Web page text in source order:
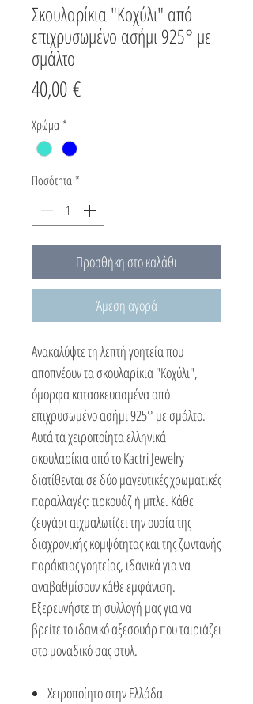
Σκουλαρίκια "Κοχύλι" από
επιχρυσωμένο ασήμι 925° με
σμάλτο
40,00 €Τιμή
Χρώμα *
Ποσότητα *
Προσθήκη στο καλάθι
Άμεση αγορά
Ανακαλύψτε τη λεπτή γοητεία που
αποπνέουν τα σκουλαρίκια "Κοχύλι",
όμορφα κατασκευασμένα από
επιχρυσωμένο ασήμι 925° με σμάλτο.
Αυτά τα χειροποίητα ελληνικά
σκουλαρίκια από το Kactri Jewelry
διατίθενται σε δύο μαγευτικές χρωματικές
παραλλαγές: τιρκουάζ ή μπλε. Κάθε
ζευγάρι αιχμαλωτίζει την ουσία της
διαχρονικής κομψότητας και της ζωντανής
παράκτιας γοητείας, ιδανικά για να
αναβαθμίσουν κάθε εμφάνιση.
Εξερευνήστε τη συλλογή μας για να
βρείτε το ιδανικό αξεσουάρ που ταιριάζει
στο μοναδικό σας στυλ.
Χειροποίητο στην Ελλάδα